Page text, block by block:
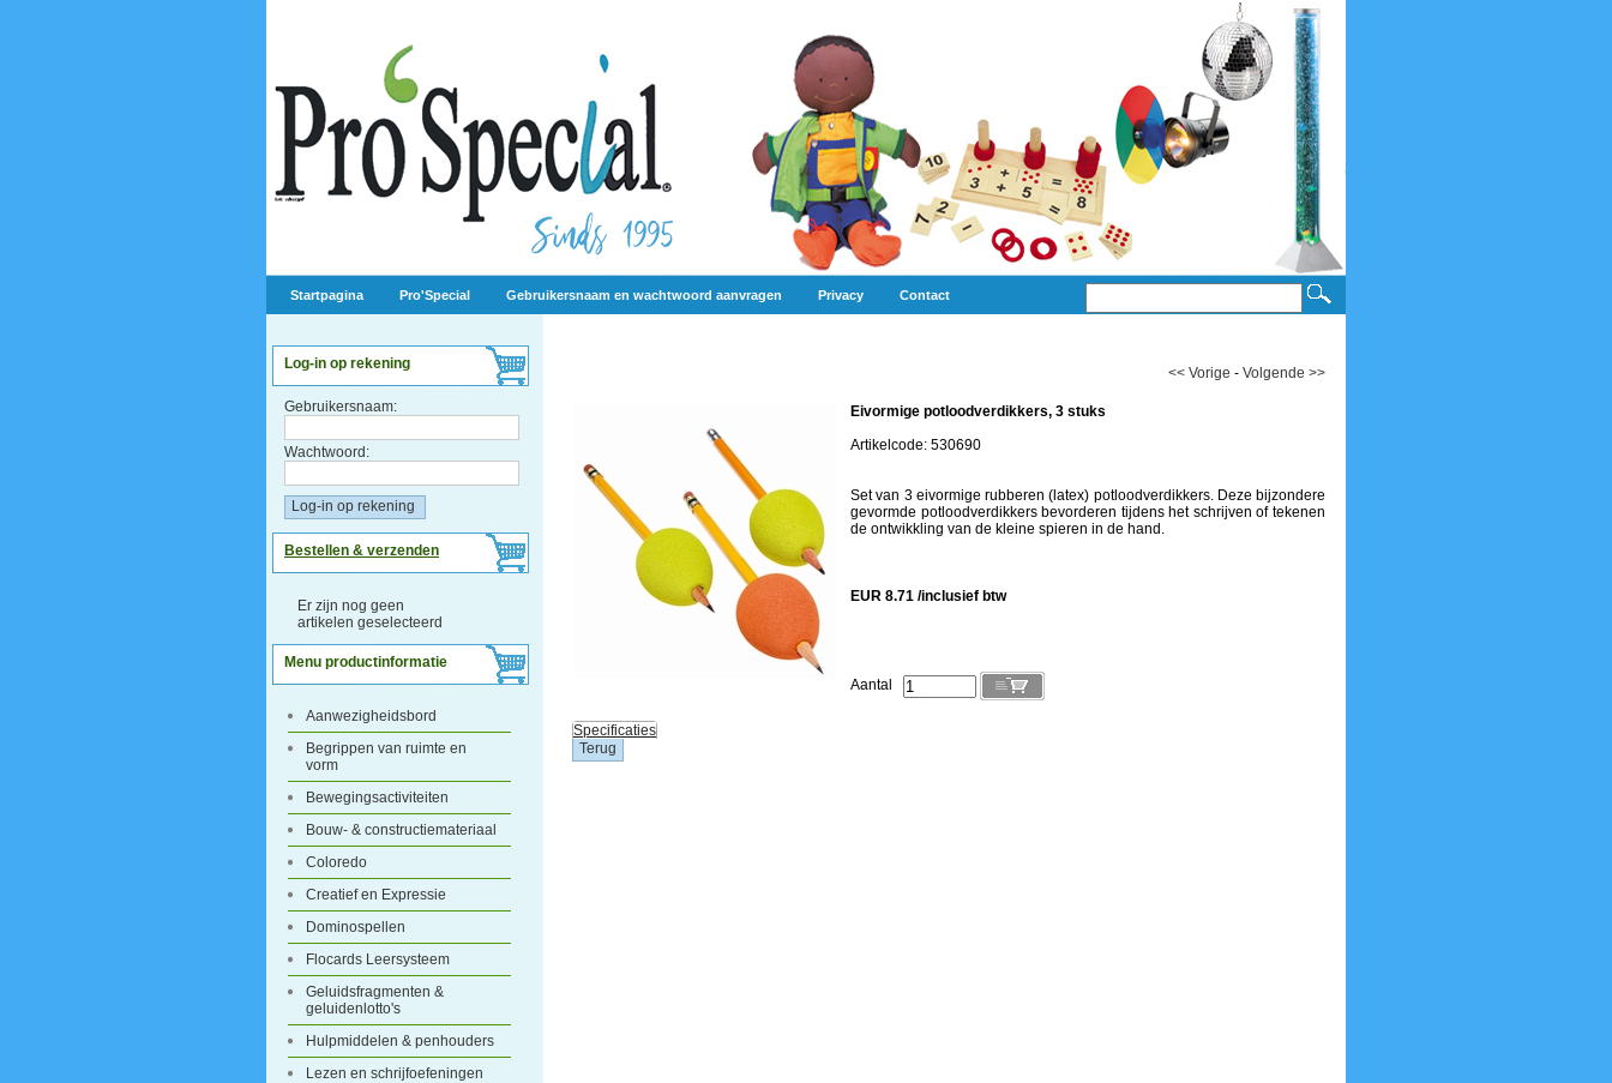
Startpagina Pro'Special Gebruikersnaam en wachtwoord aanvragen Privacy Contact
Log-in op rekening
Gebruikersnaam:
Wachtwoord:
Bestellen & verzenden
Er zijn nog geen
artikelen geselecteerd
Menu productinformatie
Aanwezigheidsbord
Begrippen van ruimte en
vorm
Bewegingsactiviteiten
Bouw- & constructiemateriaal
Coloredo
Creatief en Expressie
Dominospellen
Flocards Leersysteem
Geluidsfragmenten &
geluidenlotto's
Hulpmiddelen & penhouders
Lezen en schrijfoefeningen
<< Vorige - Volgende >>
Eivormige potloodverdikkers, 3 stuks
Artikelcode: 530690
Set van 3 eivormige rubberen (latex) potloodverdikkers. Deze bijzondere
gevormde potloodverdikkers bevorderen tijdens het schrijven of tekenen
de ontwikkling van de kleine spieren in de hand.
EUR 8.71 /inclusief btw
Aantal
Specificaties